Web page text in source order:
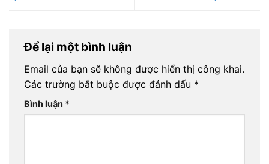
Để lại một bình luận
Email của bạn sẽ không được hiển thị công khai.
Các trường bắt buộc được đánh dấu *
Bình luận *